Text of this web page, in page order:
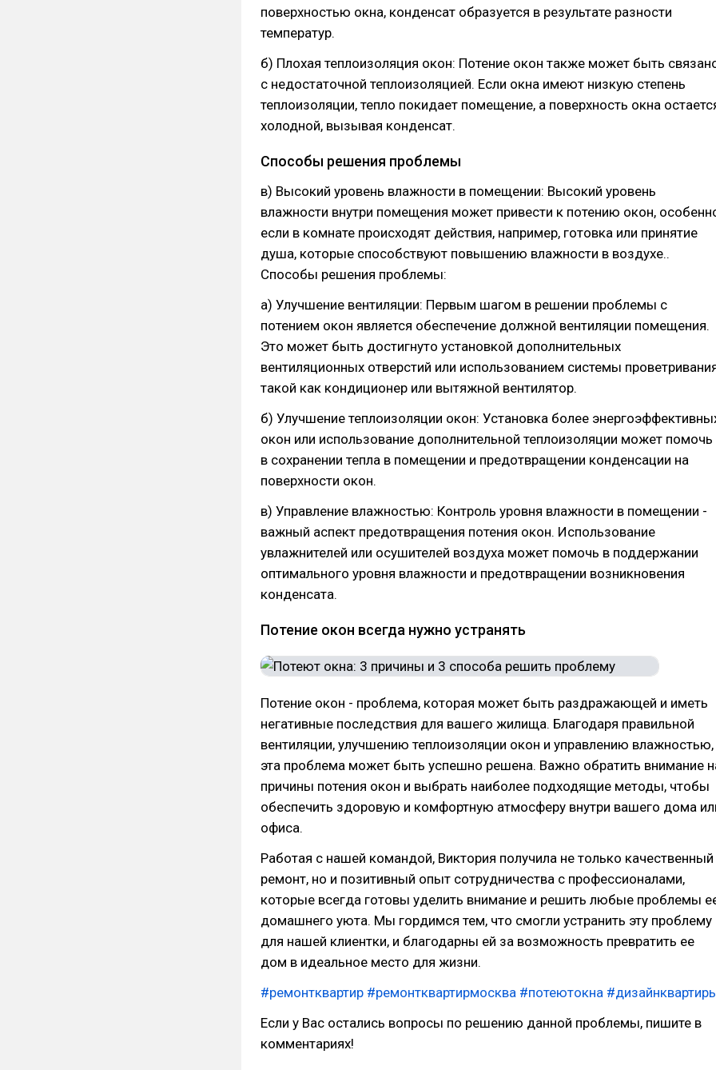
поверхностью окна, конденсат образуется в результате разности
температур.
б) Плохая теплоизоляция окон: Потение окон также может быть
с недостаточной теплоизоляцией. Если окна имеют низкую степень
теплоизоляции, тепло покидает помещение, а поверхность окна
холодной, вызывая конденсат.
Способы решения проблемы
в) Высокий уровень влажности в помещении: Высокий уровень
влажности внутри помещения может привести к потению окон,
если в комнате происходят действия, например, готовка или принятие
душа, которые способствуют повышению влажности в воздухе..
Способы решения проблемы:
а) Улучшение вентиляции: Первым шагом в решении проблемы с
потением окон является обеспечение должной вентиляции помещения.
Это может быть достигнуто установкой дополнительных
вентиляционных отверстий или использованием системы
такой как кондиционер или вытяжной вентилятор.
б) Улучшение теплоизоляции окон: Установка более
окон или использование дополнительной теплоизоляции может помочь
в сохранении тепла в помещении и предотвращении конденсации на
поверхности окон.
в) Управление влажностью: Контроль уровня влажности в помещении -
важный аспект предотвращения потения окон. Использование
увлажнителей или осушителей воздуха может помочь в поддержании
оптимального уровня влажности и предотвращении возникновения
конденсата.
Потение окон всегда нужно устранять
Потение окон - проблема, которая может быть раздражающей и иметь
негативные последствия для вашего жилища. Благодаря правильной
вентиляции, улучшению теплоизоляции окон и управлению влажностью,
эта проблема может быть успешно решена. Важно обратить внимание
причины потения окон и выбрать наиболее подходящие методы, чтобы
обеспечить здоровую и комфортную атмосферу внутри вашего дома
офиса.
Работая с нашей командой, Виктория получила не только качественный
ремонт, но и позитивный опыт сотрудничества с профессионалами,
которые всегда готовы уделить внимание и решить любые проблемы
домашнего уюта. Мы гордимся тем, что смогли устранить эту проблему
для нашей клиентки, и благодарны ей за возможность превратить ее
дом в идеальное место для жизни.
#ремонтквартир #ремонтквартирмосква #потеютокна
Если у Вас остались вопросы по решению данной проблемы, пишите в
комментариях!